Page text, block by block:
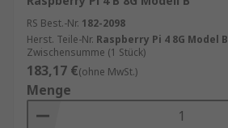
RS Best.-Nr. 182-2098
Herst. Teile-Nr. Raspberry Pi 4 8G Model B
Zwischensumme (1 Stück)
183,17 €(ohne MwSt.)
Menge